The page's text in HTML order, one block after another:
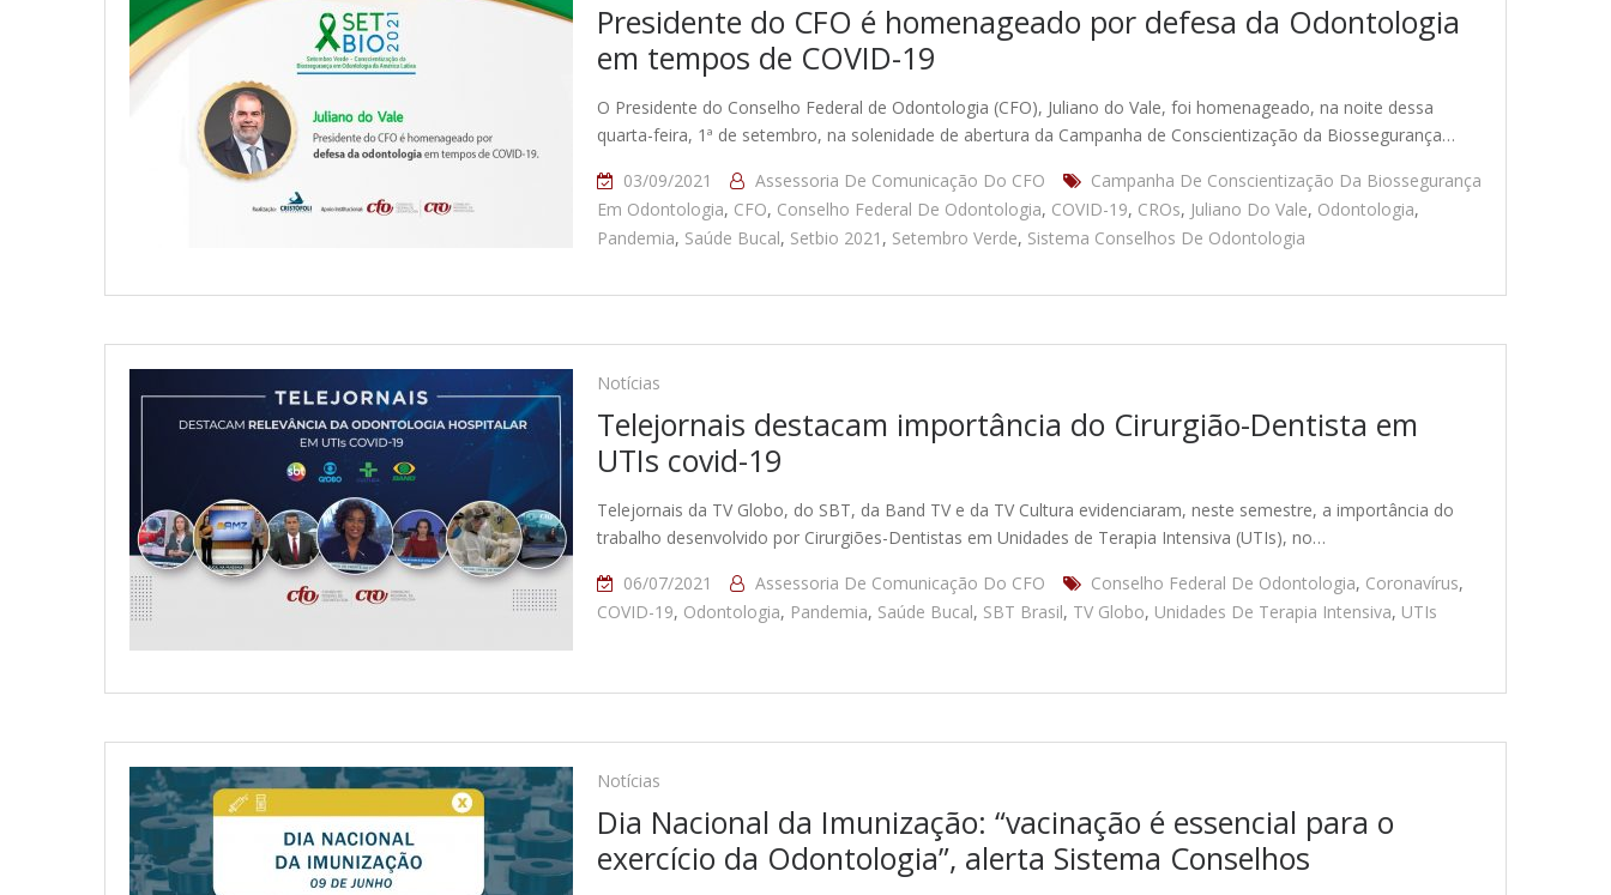
Presidente do CFO é homenageado por defesa da Odontologia
em tempos de COVID-19
O Presidente do Conselho Federal de Odontologia (CFO), Juliano do Vale, foi homenageado, na noite dessa
quarta-feira, 1ª de setembro, na solenidade de abertura da Campanha de Conscientização da Biossegurança…
03/09/2021
Assessoria De Comunicação Do CFO
Campanha De Conscientização Da Biossegurança
Em Odontologia, CFO, Conselho Federal De Odontologia, COVID-19, CROs, Juliano Do Vale, Odontologia,
Pandemia, Saúde Bucal, Setbio 2021 , Setembro Verde, Sistema Conselhos De Odontologia
Notícias
Telejornais destacam importância do Cirurgião-Dentista em
UTIs covid-19
Telejornais da TV Globo, do SBT, da Band TV e da TV Cultura evidenciaram, neste semestre, a importância do
trabalho desenvolvido por Cirurgiões-Dentistas em Unidades de Terapia Intensiva (UTIs), no…
06/07/2021
Assessoria De Comunicação Do CFO Conselho Federal De Odontologia, Coronavírus,
COVID-19, Odontologia, Pandemia, Saúde Bucal, SBT Brasil, TV Globo, Unidades De Terapia Intensiva, UTIs
Notícias
Dia Nacional da Imunização: “vacinação é essencial para o
exercício da Odontologia”, alerta Sistema Conselhos